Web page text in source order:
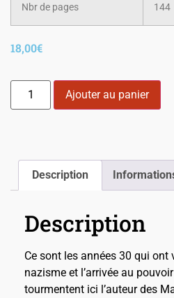
Nbr de pages 144
18,00€
Ajouter au panier
Description
Description
Ce sont les années 30 qui ont
nazisme et l’arrivée au
tourmentent ici l’auteur des